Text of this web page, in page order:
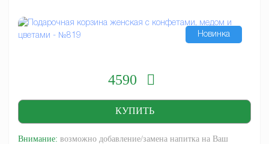
Новинка
4590
Внимание: возможно добавление/замена напитка на Ваш